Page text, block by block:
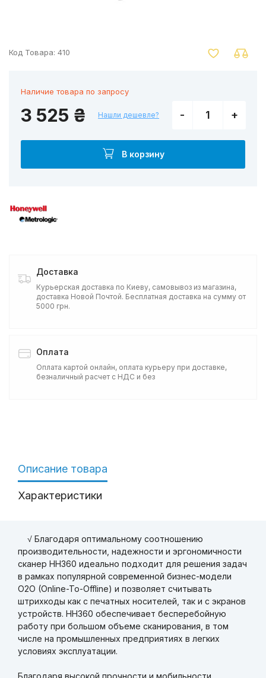
Код Товара: 410
Наличие товара по запросу
3 525 ₴ Нашли дешевле? - +
В корзину
Доставка
Курьерская доставка по Киеву, самовывоз из магазина,
доставка Новой Почтой. Бесплатная доставка на сумму от
5000 грн.
Оплата
Оплата картой онлайн, оплата курьеру при доставке,
безналичный расчет с НДС и без
Описание товара
Характеристики
√ Благодаря оптимальному соотношению
производительности, надежности и эргономичности
сканер HH360 идеально подходит для решения задач
в рамках популярной современной бизнес-модели
O2O (Online-To-Offline) и позволяет считывать
штрихкоды как с печатных носителей, так и с экранов
устройств. HH360 обеспечивает бесперебойную
работу при большом объеме сканирования, в том
числе на промышленных предприятиях в легких
условиях эксплуатации.
Благодаря высокой прочности и мобильности